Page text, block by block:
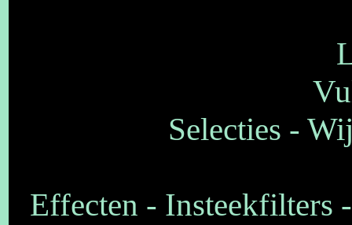
Selecties -
Effecten - Insteekfilters